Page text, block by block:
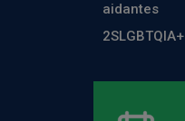
aidantes
2SLGBTQIA+